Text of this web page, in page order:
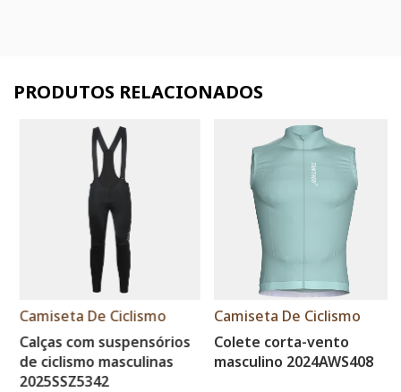
PRODUTOS RELACIONADOS
Camiseta De Ciclismo
Calças com suspensórios
de ciclismo masculinas
2025SSZ5342
Camiseta De Ciclismo
Colete corta-vento
masculino 2024AWS408